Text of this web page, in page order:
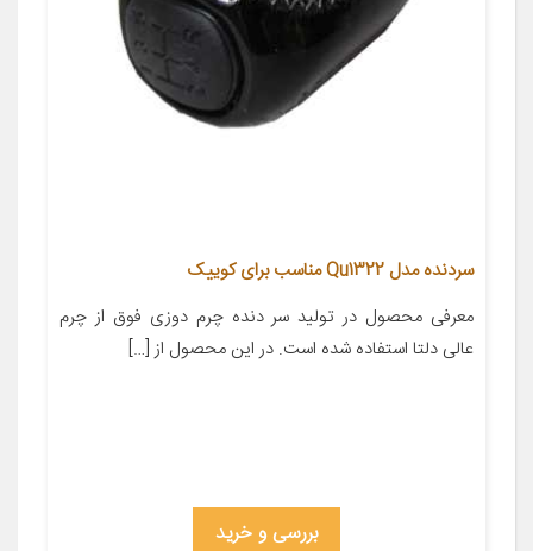
سردنده مدل Qu1322 مناسب برای کوییک
معرفی محصول در تولید سر دنده چرم دوزی فوق از چرم
عالی دلتا استفاده شده است. در این محصول از […]
بررسی و خرید